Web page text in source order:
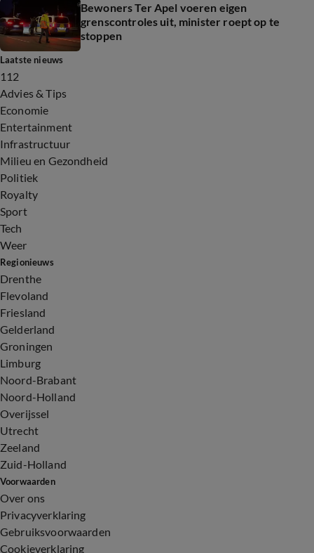
Bewoners Ter Apel voeren eigen
grenscontroles uit, minister roept op te
stoppen
Laatste nieuws
112
Advies & Tips
Economie
Entertainment
Infrastructuur
Milieu en Gezondheid
Politiek
Royalty
Sport
Tech
Weer
Regionieuws
Drenthe
Flevoland
Friesland
Gelderland
Groningen
Limburg
Noord-Brabant
Noord-Holland
Overijssel
Utrecht
Zeeland
Zuid-Holland
Voorwaarden
Over ons
Privacyverklaring
Gebruiksvoorwaarden
Cookieverklaring